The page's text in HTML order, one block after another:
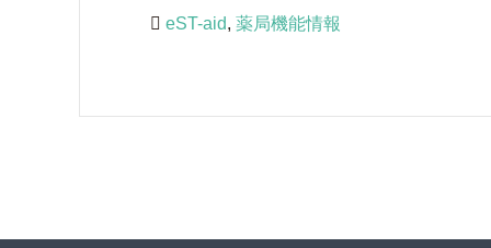
eST-aid, 薬局機能情報